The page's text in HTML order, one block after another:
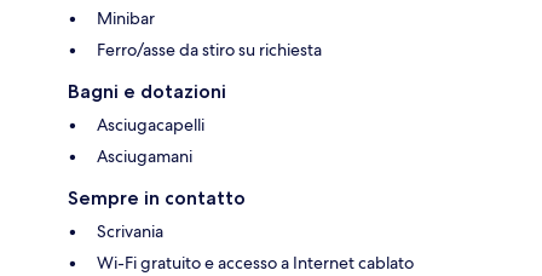
Minibar
Ferro/asse da stiro su richiesta
Bagni e dotazioni
Asciugacapelli
Asciugamani
Sempre in contatto
Scrivania
Wi-Fi gratuito e accesso a Internet cablato